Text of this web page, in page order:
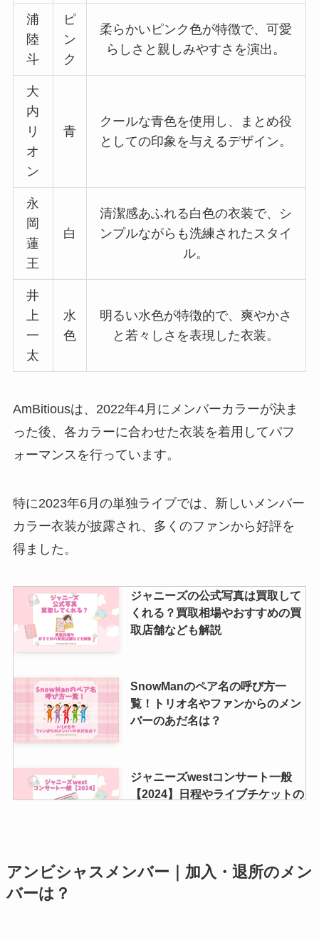
浦
陸
斗
ピ
ン
ク
柔らかいピンク色が特徴で、可愛
らしさと親しみやすさを演出。
大
内
リ
オ
ン
青
クールな青色を使用し、まとめ役
としての印象を与えるデザイン。
永
岡
蓮
王
白
清潔感あふれる白色の衣装で、シ
ンプルながらも洗練されたスタイ
ル。
井
上
一
太
水
色
明るい水色が特徴的で、爽やかさ
と若々しさを表現した衣装。
AmBitiousは、2022年4月にメンバーカラーが決ま
った後、各カラーに合わせた衣装を着用してパフ
ォーマンスを行っています。
特に2023年6月の単独ライブでは、新しいメンバー
カラー衣装が披露され、多くのファンから好評を
得ました。
ジャニーズの公式写真は買取して
くれる？買取相場やおすすめの買
取店舗なども解説
SnowManのペア名の呼び方一
覧！トリオ名やファンからのメン
バーのあだ名は？
ジャニーズwestコンサート一般
【2024】日程やライブチケットの
ジャニーズグッズが高く売れると
アンビシャスメンバー｜加入・退所のメン
バーは？